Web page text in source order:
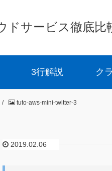
ドサービス徹底比
3行解説 ク
/ tuto-aws-mini-twitter-3
2019.02.06